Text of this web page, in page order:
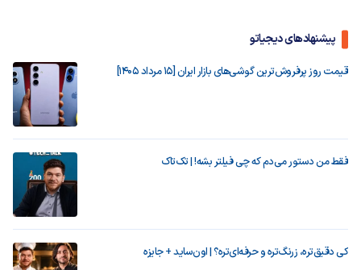
پیشنهادهای دیجیاتو
قیمت روز پرفروش‌ترین گوشی‌های بازار ایران [15 مرداد 1405]
فقط من دستور می‌دم که چی فیلتر بشه! | تک‌تاک
کی دقیق‌تره، زرنگ‌تره و حرفه‌ای‌تره؟ | اون‌ساید + جایزه